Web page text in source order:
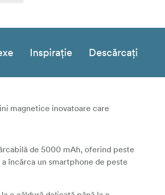
Inspirație Descărcați
magnetice inovatoare care
de 5000 mAh, oferind peste
încărca un smartphone de peste